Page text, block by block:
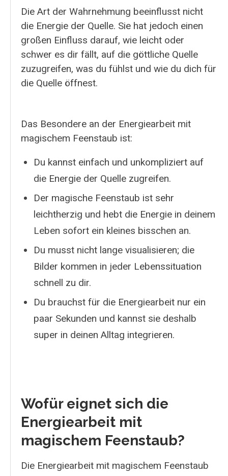
Die Art der Wahrnehmung beeinflusst nicht
die Energie der Quelle. Sie hat jedoch einen
großen Einfluss darauf, wie leicht oder
schwer es dir fällt, auf die göttliche Quelle
zuzugreifen, was du fühlst und wie du dich für
die Quelle öffnest.
Das Besondere an der Energiearbeit mit
magischem Feenstaub ist:
Du kannst einfach und unkompliziert auf
die Energie der Quelle zugreifen.
Der magische Feenstaub ist sehr
leichtherzig und hebt die Energie in deinem
Leben sofort ein kleines bisschen an.
Du musst nicht lange visualisieren; die
Bilder kommen in jeder Lebenssituation
schnell zu dir.
Du brauchst für die Energiearbeit nur ein
paar Sekunden und kannst sie deshalb
super in deinen Alltag integrieren.
Wofür eignet sich die
Energiearbeit mit
magischem Feenstaub?
Die Energiearbeit mit magischem Feenstaub